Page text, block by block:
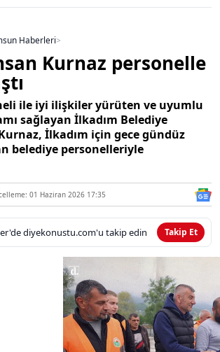
Haberleri>
Kurnaz personelle
ile iyi ilişkiler yürüten ve uyumlu
sağlayan İlkadım Belediye
İlkadım için gece gündüz
belediye personelleriyle
01 Haziran 2026 17:35
diyekonustu.com'u takip edin Takip Et